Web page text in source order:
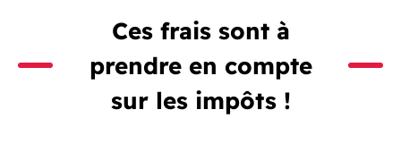
Ces frais sont à
prendre en compte
sur les impôts !